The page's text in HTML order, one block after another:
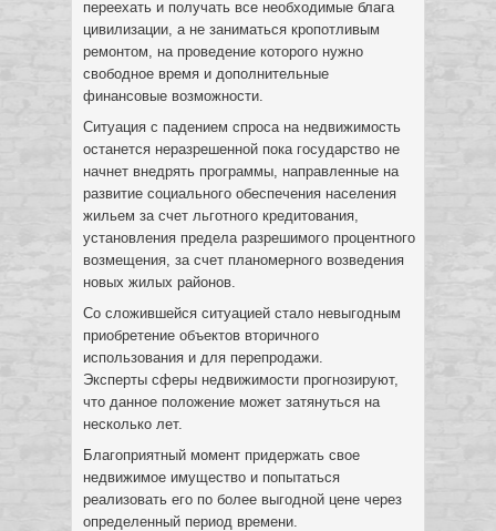
переехать и получать все необходимые блага
цивилизации, а не заниматься кропотливым
ремонтом, на проведение которого нужно
свободное время и дополнительные
финансовые возможности.
Ситуация с падением спроса на недвижимость
останется неразрешенной пока государство не
начнет внедрять программы, направленные на
развитие социального обеспечения населения
жильем за счет льготного кредитования,
установления предела разрешимого процентного
возмещения, за счет планомерного возведения
новых жилых районов.
Со сложившейся ситуацией стало невыгодным
приобретение объектов вторичного
использования и для перепродажи.
Эксперты сферы недвижимости прогнозируют,
что данное положение может затянуться на
несколько лет.
Благоприятный момент придержать свое
недвижимое имущество и попытаться
реализовать его по более выгодной цене через
определенный период времени.